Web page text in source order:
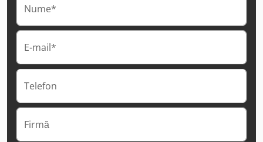
Nume*
E-mail*
Telefon
Firmă